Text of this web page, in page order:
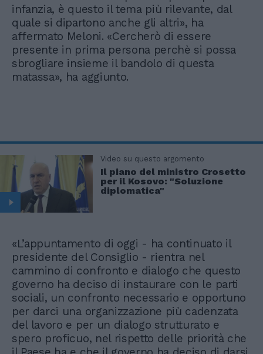
infanzia, è questo il tema più rilevante, dal
quale si dipartono anche gli altri», ha
affermato Meloni. «Cercherò di essere
presente in prima persona perchè si possa
sbrogliare insieme il bandolo di questa
matassa», ha aggiunto.
Video su questo argomento
Il piano del ministro Crosetto
per il Kosovo: "Soluzione
diplomatica"
«L’appuntamento di oggi - ha continuato il
presidente del Consiglio - rientra nel
cammino di confronto e dialogo che questo
governo ha deciso di instaurare con le parti
sociali, un confronto necessario e opportuno
per darci una organizzazione più cadenzata
del lavoro e per un dialogo strutturato e
spero proficuo, nel rispetto delle priorità che